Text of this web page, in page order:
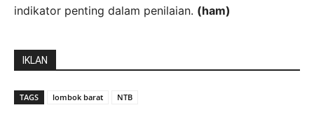
indikator penting dalam penilaian. (ham)
IKLAN
TAGS lombok barat NTB